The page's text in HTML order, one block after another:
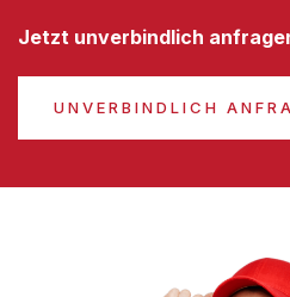
Jetzt unverbindlich
UNVERBINDLICH